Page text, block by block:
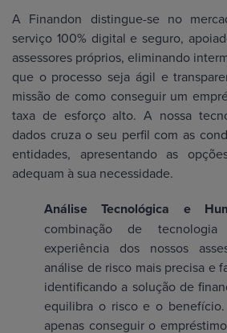
A Finandon distingue-se no
serviço 100% digital e seguro,
assessores próprios, eliminando
que o processo seja ágil e
missão de como conseguir um
taxa de esforço alto. A nossa
dados cruza o seu perfil com as
entidades, apresentando as
adequam à sua necessidade.
Análise Tecnológica e
combinação de
experiência dos nossos
análise de risco mais precisa e
identificando a solução de
equilibra o risco e o
apenas conseguir o